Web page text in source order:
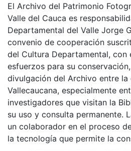
El Archivo del Patrimonio
Valle del Cauca es
Departamental del Valle Jorge
convenio de cooperación
del Cultura Departamental, con
esfuerzos para su
divulgación del Archivo entre la
Vallecaucana, especialmente
investigadores que visitan la
su uso y consulta permanente.
un colaborador en el proceso
la tecnología que permite la